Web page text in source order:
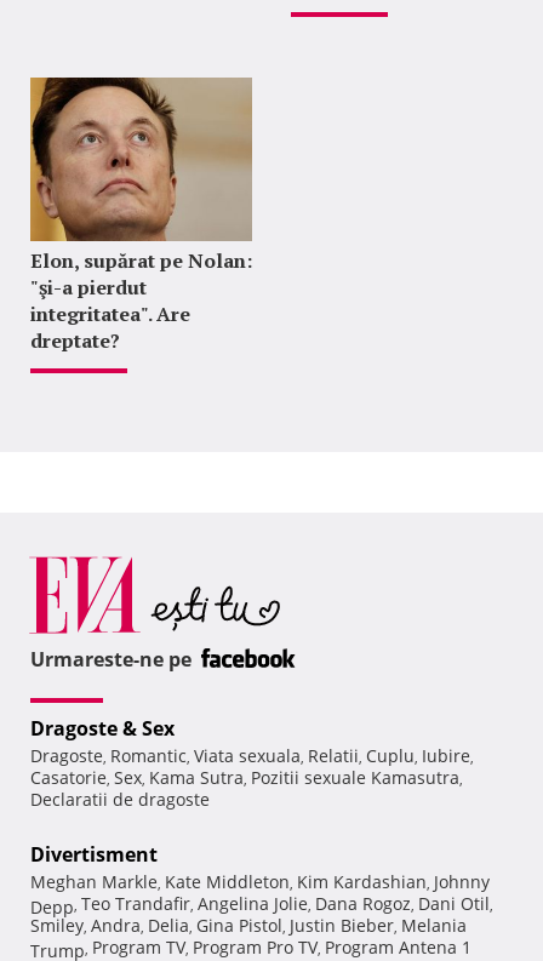
Elon, supărat pe Nolan:
"şi-a pierdut
integritatea". Are
dreptate?
Urmareste-ne pe
Dragoste & Sex
Dragoste, Romantic, Viata sexuala, Relatii, Cuplu, Iubire,
Casatorie, Sex, Kama Sutra, Pozitii sexuale Kamasutra,
Declaratii de dragoste
Divertisment
Meghan Markle, Kate Middleton, Kim Kardashian, Johnny
Depp, Teo Trandafir, Angelina Jolie, Dana Rogoz, Dani Otil,
Smiley, Andra, Delia, Gina Pistol, Justin Bieber, Melania
Trump, Program TV, Program Pro TV, Program Antena 1